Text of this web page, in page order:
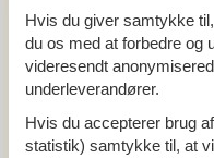
Alle
Danmark
Sjælland
Nordsjælland
Tema
Hvis du giver samtykke
du os med at forbedre og
videresendt
underleverandører.
Hvis du accepterer brug
statistik) samtykke til, at